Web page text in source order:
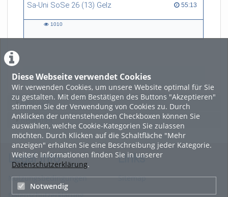
Diese Webseite verwendet Cookies
Wir verwenden Cookies, um unsere Website optimal für Sie
zu gestalten. Mit dem Bestätigen des Buttons "Akzeptieren"
stimmen Sie der Verwendung von Cookies zu. Durch
Anklicken der untenstehenden Checkboxen können Sie
auswählen, welche Cookie-Kategorien Sie zulassen
möchten. Durch Klicken auf die Schaltfläche "Mehr
anzeigen" erhalten Sie eine Beschreibung jeder Kategorie.
Weitere Informationen finden Sie in unserer
Datenschutzerklärung.
Notwendig
Sa-Uni SoSe 26 (13) Gelz 55:13
55:13 duration
1010
LADE MEHR
Featured
Beliebtheit
Legal Info
Nutzungsbedingungen
Links
Sitemap